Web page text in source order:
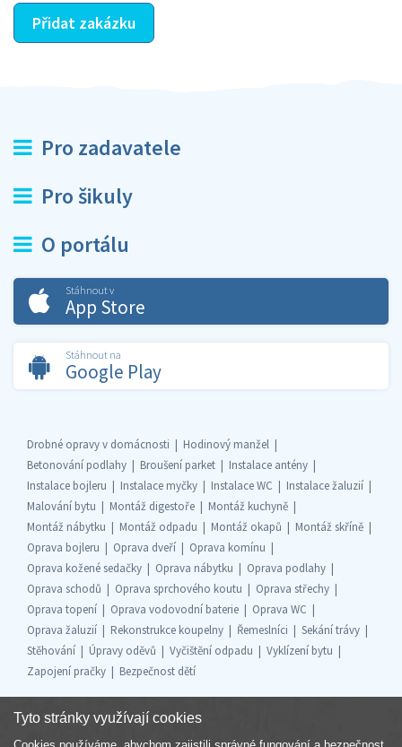
Přidat zakázku
Pro zadavatele
Pro šikuly
O portálu
Stáhnout v
App Store
Stáhnout na
Google Play
Drobné opravy v domácnosti
Hodinový manžel
Betonování podlahy
Broušení parket
Instalace antény
Instalace bojleru
Instalace myčky Instalace WC
Instalace žaluzií
Malování bytu
Montáž digestoře
Montáž kuchyně
Montáž nábytku
Montáž odpadu Montáž okapů
Montáž skříně
Oprava bojleru
Oprava dveří
Oprava komínu
Oprava kožené sedačky
Oprava nábytku
Oprava podlahy
Oprava schodů
Oprava sprchového koutu
Oprava střechy
Oprava topení
Oprava vodovodní baterie
Oprava WC
Oprava žaluzií
Rekonstrukce koupelny Řemeslníci
Sekání trávy
Stěhování
Úpravy oděvů Vyčištění odpadu
Vyklízení bytu
Zapojení pračky
Bezpečnost dětí
Tyto stránky využívají cookies